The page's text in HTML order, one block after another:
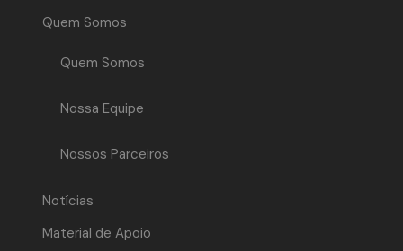
Quem Somos
Quem Somos
Nossa Equipe
Nossos Parceiros
Notícias
Material de Apoio